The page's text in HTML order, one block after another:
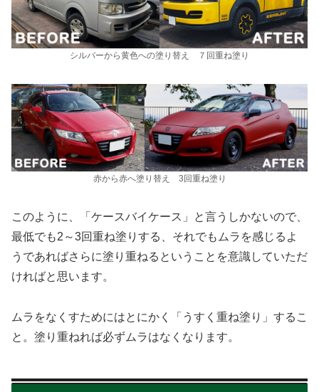
シルバーから黄色への塗り替え ７回重ね塗り
赤から赤へ塗り替え 3回重ね塗り
このように、「ケースバイケース」と言うしかないので、
最低でも2～3回重ね塗りする、それでもムラを感じるよ
うであればさらに塗り重ねるということを意識していただ
ければと思います。
ムラをなくすためにはとにかく「うすく重ね塗り」するこ
と。塗り重ねれば必ずムラはなくなります。